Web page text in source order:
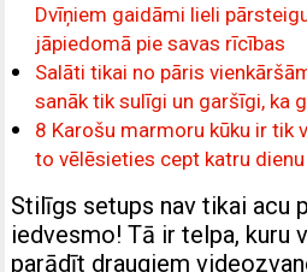
Dvīņiem gaidāmi lieli
jāpiedomā pie savas rīcības
Salāti tikai no pāris
sanāk tik sulīgi un garšīgi, ka
8 Karošu marmoru kūku ir tik
to vēlēsieties cept katru dienu
Stilīgs setups nav tikai acu
iedvesmo! Tā ir telpa, kuru
parādīt draugiem